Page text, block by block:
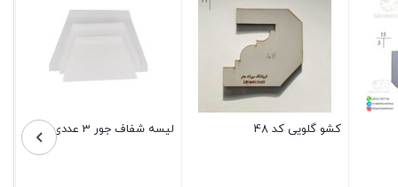
کشو گلویی کد 48 لیسه شفاف جور 3 عددی